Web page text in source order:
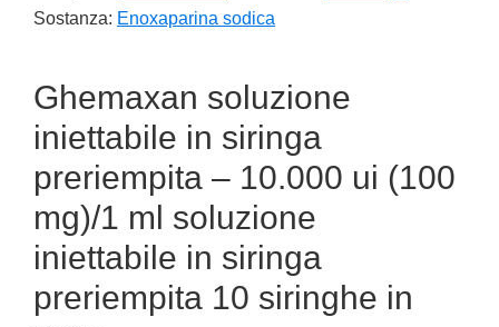
Sostanza: Enoxaparina sodica
Ghemaxan soluzione
iniettabile in siringa
preriempita – 10.000 ui (100
mg)/1 ml soluzione
iniettabile in siringa
preriempita 10 siringhe in